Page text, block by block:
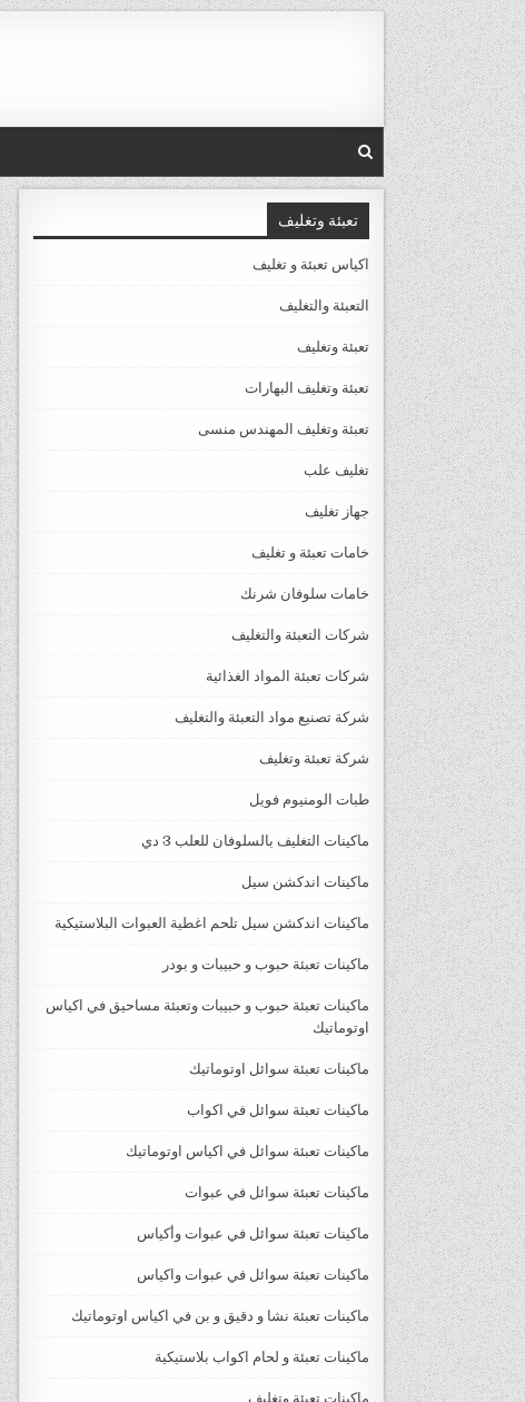
Skip
to
content
تعبئة وتغليف
اكياس تعبئة و تغليف
التعبئة والتغليف
تعبئة وتغليف
تعبئة وتغليف البهارات
تعبئة وتغليف المهندس منسى
تغليف علب
جهاز تغليف
خامات تعبئة و تغليف
خامات سلوفان شرنك
شركات التعبئة والتغليف
شركات تعبئة المواد الغذائية
شركة تصنيع مواد التعبئة والتغليف
شركة تعبئة وتغليف
طبات الومنيوم فويل
ماكينات التغليف بالسلوفان للعلب 3 دي
ماكينات اندكشن سيل
ماكينات اندكشن سيل تلحم اغطية العبوات البلاستيكية
ماكينات تعبئة حبوب و حبيبات و بودر
ماكينات تعبئة حبوب و حبيبات وتعبئة مساحيق في اكياس
اوتوماتيك
ماكينات تعبئة سوائل اوتوماتيك
ماكينات تعبئة سوائل في اكواب
ماكينات تعبئة سوائل في اكياس اوتوماتيك
ماكينات تعبئة سوائل في عبوات
ماكينات تعبئة سوائل في عبوات وأكياس
ماكينات تعبئة سوائل في عبوات واكياس
ماكينات تعبئة نشا و دقيق و بن في اكياس اوتوماتيك
ماكينات تعبئة و لحام اكواب بلاستيكية
ماكينات تعبئة وتغليف